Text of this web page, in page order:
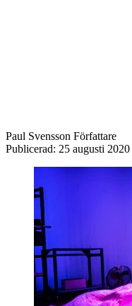
Paul Svensson Författare
Publicerad: 25 augusti 2020